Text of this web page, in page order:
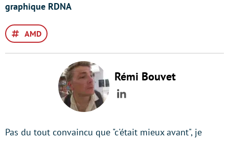
graphique RDNA
AMD
Rémi Bouvet
LinkedIn
Pas du tout convaincu que "c'était mieux avant", je